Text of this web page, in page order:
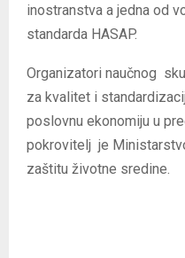
inostranstva a jedna od
standarda HASAP.
Organizatori naučnog
za kvalitet i
poslovnu ekonomiju u
pokrovitelj je
zaštitu životne sredine.